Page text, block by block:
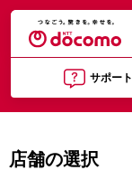
サポート
店舗の選択